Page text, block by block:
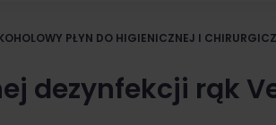
PŁYN DO HIGIENICZNEJ I
dezynfekcji rąk